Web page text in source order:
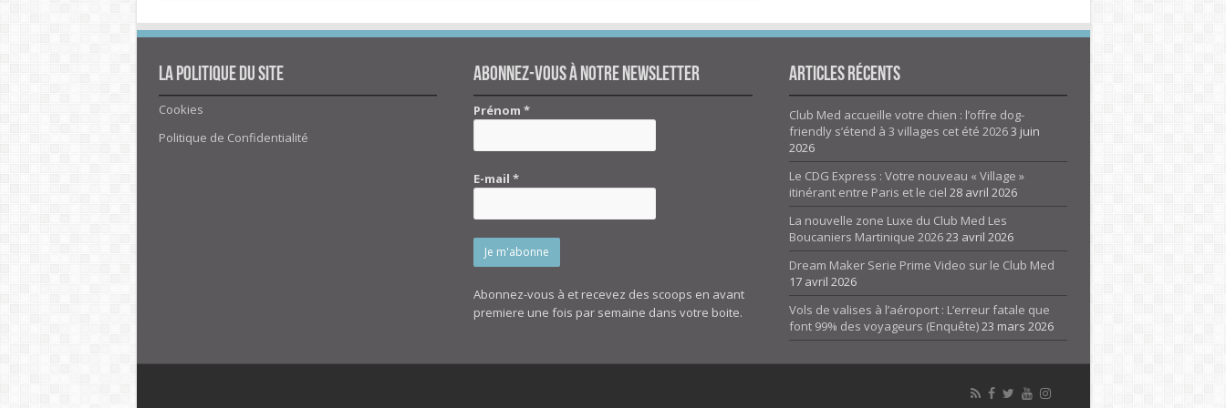
La politique du site
Cookies
Politique de Confidentialité
Abonnez-vous à notre newsletter
Prénom*
E-mail*
Abonnez-vous à et recevez des scoops en avant
premiere une fois par semaine dans votre boite.
Articles Récents
Club Med accueille votre chien : l’offre dog-
friendly s’étend à 3 villages cet été 20263 juin
2026
Le CDG Express : Votre nouveau « Village »
itinérant entre Paris et le ciel 28 avril 2026
La nouvelle zone Luxe du Club Med Les
Boucaniers Martinique 202623 avril 2026
Dream Maker Serie Prime Video sur le Club Med
17 avril 2026
Vols de valises à l’aéroport : L’erreur fatale que
font 99% des voyageurs (Enquête)23 mars 2026